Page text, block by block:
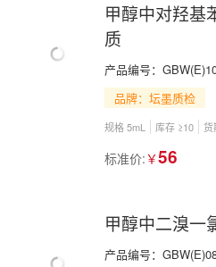
甲醇中对羟基
质
产品编号：
品牌：坛墨质检
规格 5mL 库存 ≥10 货
标准价: ￥56
甲醇中二溴一
产品编号：